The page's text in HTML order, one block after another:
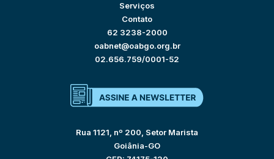
Serviços
Contato
62 3238-2000
oabnet@oabgo.org.br
02.656.759/0001-52
Rua 1121, nº 200, Setor Marista
Goiânia-GO